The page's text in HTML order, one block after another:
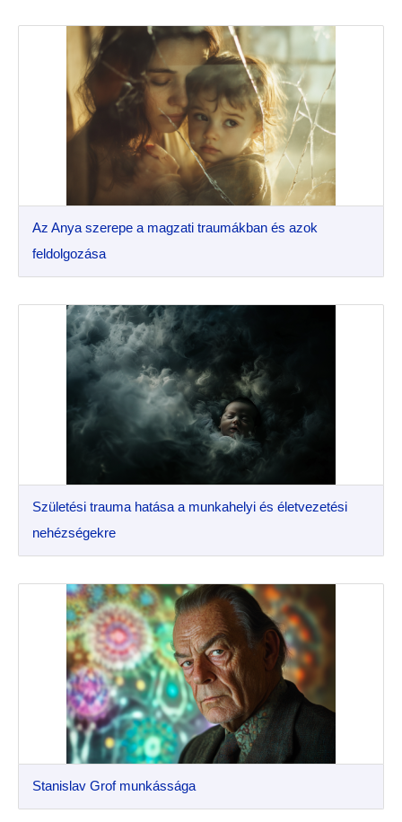
Az Anya szerepe a magzati traumákban és azok
feldolgozása
Születési trauma hatása a munkahelyi és életvezetési
nehézségekre
Stanislav Grof munkássága